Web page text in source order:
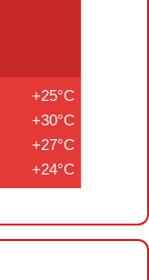
+25°C
+30°C
+27°C
+24°C